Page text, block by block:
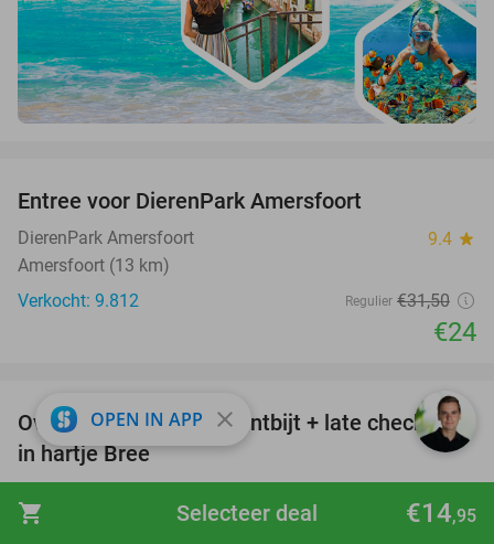
shopping_cart €14,95
Selecteer deal
Entree voor DierenPark Amersfoort
DierenPark Amersfoort 9.4 star
Amersfoort (13 km)
Verkocht: 9.812
Regulier €31,50
€24
41%
NEW
TODAY
Overnachting voor 2 + ontbijt + late check-out
in hartje Bree
Bree
OPEN IN APP close